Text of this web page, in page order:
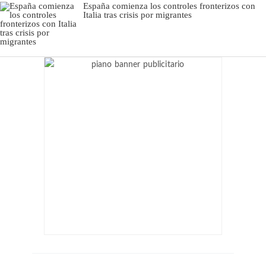
España comienza los controles fronterizos con
Italia tras crisis por migrantes